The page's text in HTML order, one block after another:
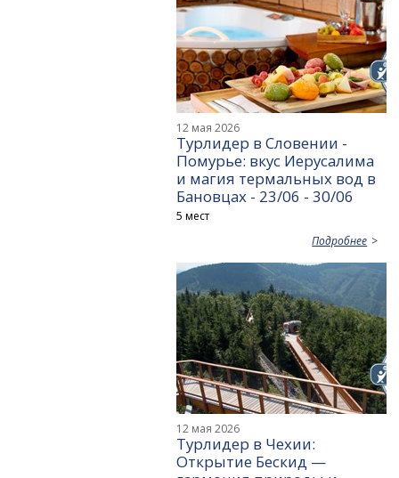
12 мая 2026
Турлидер в Словении -
Помурье: вкус Иерусалима
и магия термальных вод в
Бановцах - 23/06 - 30/06
5 мест
Подробнее
12 мая 2026
Турлидер в Чехии:
Открытие Бескид —